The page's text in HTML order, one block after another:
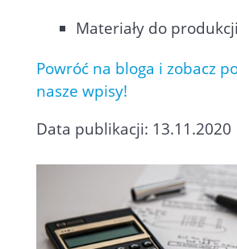
Materiały do
Powróć na bloga i zobacz
nasze wpisy!
Data publikacji: 13.11.2020